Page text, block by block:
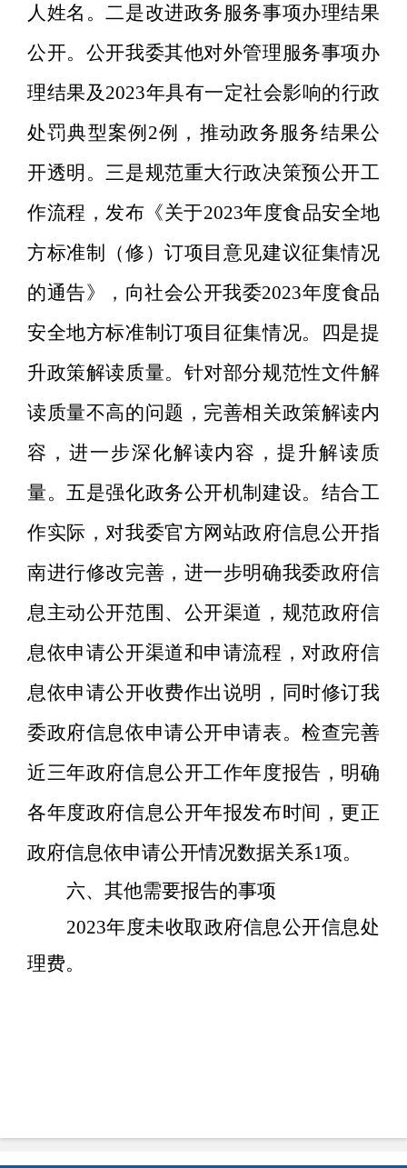
人姓名。二是改进政务服务事项办理结果
公开。公开我委其他对外管理服务事项办
理结果及 2023年具有一定社会影响的行政
处罚典型案例 2例，推动政务服务结果公
开透明。三是规范重大行政决策预公开工
作流程，发布《关于2023年度食品安全地
方标准制（修）订项目意见建议征集情况
的通告》，向社会公开我委2023年度食品
安全地方标准制订项目征集情况。四是提
升政策解读质量。针对部分规范性文件解
读质量不高的问题，完善相关政策解读内
容，进一步深化解读内容，提升解读质
量。五是强化政务公开机制建设。结合工
作实际，对我委官方网站政府信息公开指
南进行修改完善，进一步明确我委政府信
息主动公开范围、公开渠道，规范政府信
息依申请公开渠道和申请流程，对政府信
息依申请公开收费作出说明，同时修订我
委政府信息依申请公开申请表。检查完善
近三年政府信息公开工作年度报告，明确
各年度政府信息公开年报发布时间，更正
政府信息依申请公开情况数据关系1项。
六、其他需要报告的事项
2023年度未收取政府信息公开信息处
理费。